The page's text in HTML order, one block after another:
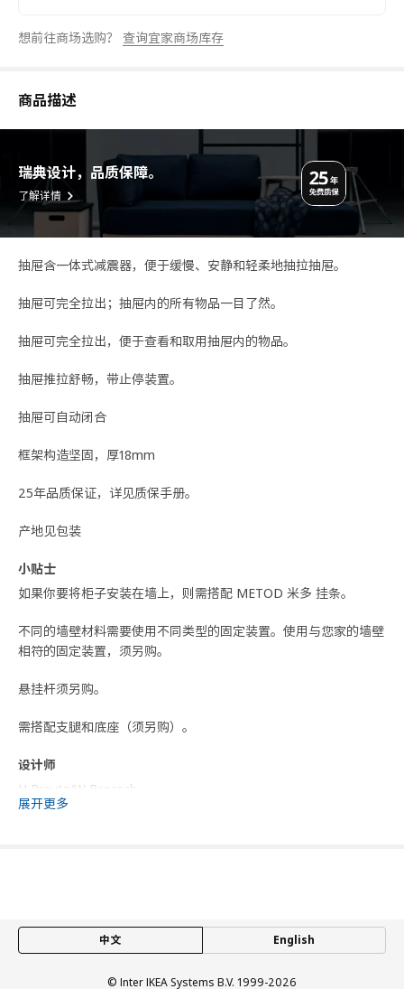
想前往商场选购？ 查询宜家商场库存
商品描述
瑞典设计，品质保障。
了解详情
抽屉含一体式减震器，便于缓慢、安静和轻柔地抽拉抽屉。
抽屉可完全拉出；抽屉内的所有物品一目了然。
抽屉可完全拉出，便于查看和取用抽屉内的物品。
抽屉推拉舒畅，带止停装置。
抽屉可自动闭合
框架构造坚固，厚18mm
25年品质保证，详见质保手册。
产地见包装
小贴士
如果你要将柜子安装在墙上，则需搭配 METOD 米多 挂条。
不同的墙壁材料需要使用不同类型的固定装置。使用与您家的墙壁
相符的固定装置，须另购。
悬挂杆须另购。
需搭配支腿和底座（须另购）。
设计师
H Preutz/W Braasch
高度
展开更多
中文 English
© Inter IKEA Systems B.V. 1999-2026